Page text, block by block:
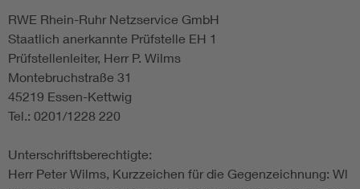
RWE Rhein-Ruhr Netzservice GmbH
Staatlich anerkannte Prüfstelle EH 1
Prüfstellenleiter, Herr P. Wilms
Montebruchstraße 31
45219 Essen-Kettwig
Tel.: 0201/1228 220
Unterschriftsberechtigte:
Herr Peter Wilms, Kurzzeichen für die Gegenzeichnung: Wl